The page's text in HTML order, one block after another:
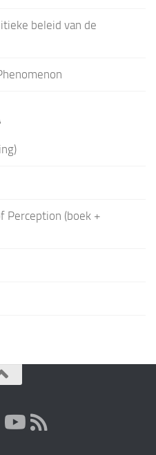
beleid van de
Perception (boek +